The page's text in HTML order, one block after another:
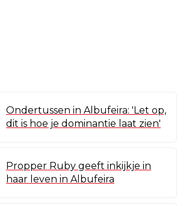
Ondertussen in Albufeira: 'Let op,
dit is hoe je dominantie laat zien'
Propper Ruby geeft inkijkje in
haar leven in Albufeira